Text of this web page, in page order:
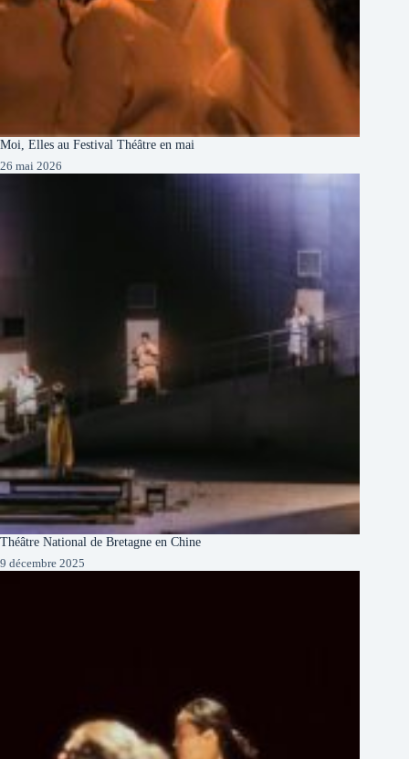
Moi, Elles au Festival Théâtre en mai
26 mai 2026
Théâtre National de Bretagne en Chine
9 décembre 2025